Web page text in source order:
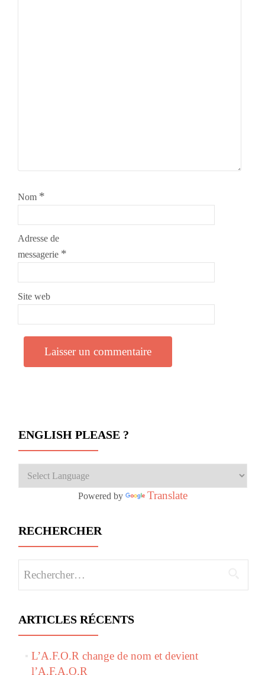
Nom *
Adresse de
messagerie *
Site web
ENGLISH PLEASE ?
Powered by Translate
RECHERCHER
ARTICLES RÉCENTS
L’A.F.O.R change de nom et devient
l’A.F.A.O.R